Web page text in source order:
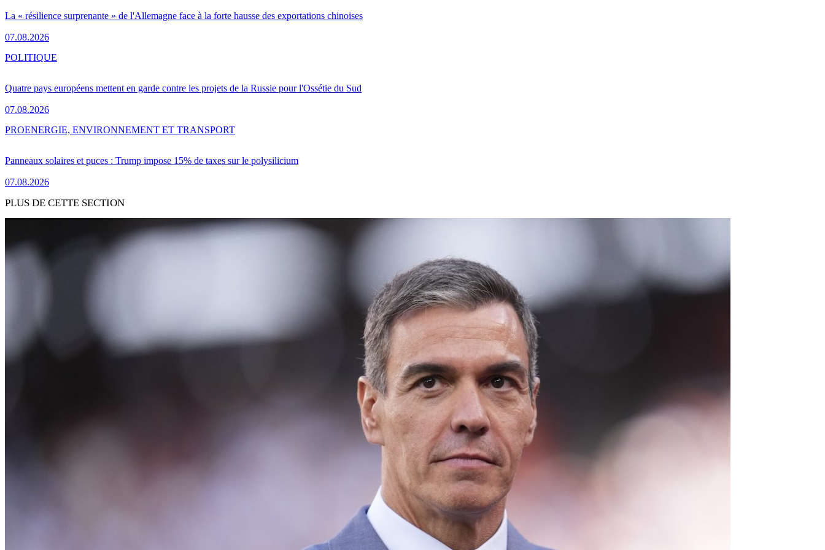
La « résilience surprenante » de l'Allemagne face à la forte hausse des exportations chinoises
07.08.2026
Quatre pays européens mettent en garde contre les projets de la Russie pour l'Ossétie du Sud
07.08.2026
POLITIQUE
Panneaux solaires et puces : Trump impose 15% de taxes sur le polysilicium
07.08.2026
PROENERGIE, ENVIRONNEMENT ET TRANSPORT
PLUS DE CETTE SECTION